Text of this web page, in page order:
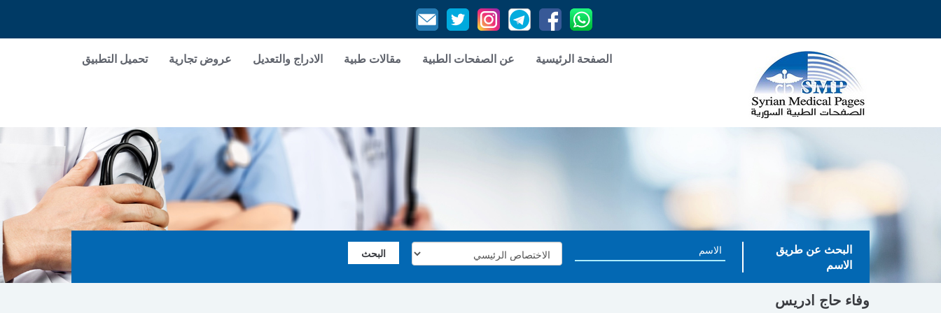
الصفحة الرئيسية عن الصفحات الطبية مقالات طبية الادراج والتعديل عروض تجارية تحميل التطبيق
البحث عن طريق
الاسم
وفاء حاج ادريس